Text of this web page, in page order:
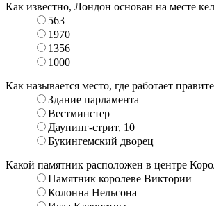
Как известно, Лондон основан на месте
563
1970
1356
1000
Как называется место, где работает
Здание парламента
Вестминстер
Даунинг-стрит, 10
Букингемский дворец
Какой памятник расположен в центре
Памятник королеве Виктории
Колонна Нельсона